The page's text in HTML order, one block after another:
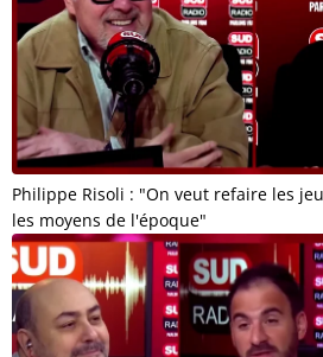
Philippe Risoli : "On veut refaire les
les moyens de l'époque"